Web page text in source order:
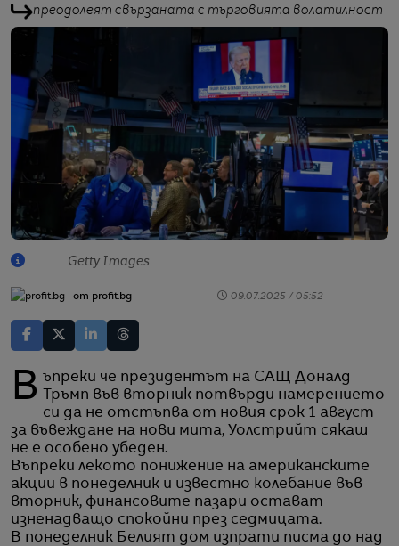
преодолеят свързаната с търговията волатилност
Getty Images
от profit.bg 09.07.2025 / 05:52
Въпреки че президентът на САЩ Доналд
Тръмп във вторник потвърди намерението
си да не отстъпва от новия срок 1 август
за въвеждане на нови мита, Уолстрийт сякаш
не е особено убеден.
Въпреки лекото понижение на американските
акции в понеделник и известно колебание във
вторник, финансовите пазари остават
изненадващо спокойни през седмицата.
В понеделник Белият дом изпрати писма до над